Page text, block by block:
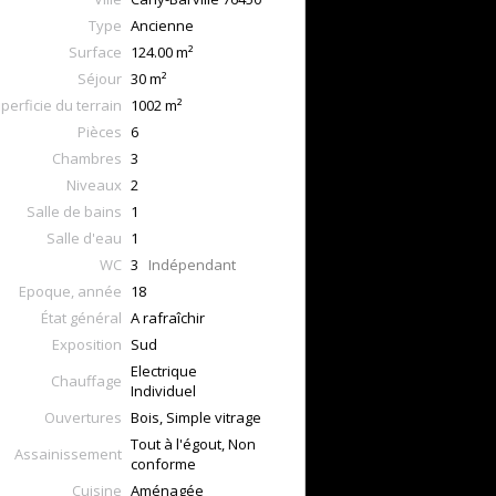
Type Ancienne
Surface 124.00m²
Séjour 30m²
du terrain 1002 m²
Pièces 6
Chambres 3
Niveaux 2
Salle de bains 1
Salle d'eau 1
WC 3 Indépendant
Epoque, année 18
État général A rafraîchir
Exposition Sud
Chauffage Electrique
Individuel
Ouvertures Bois, Simple vitrage
Assainissement Tout à l'égout, Non
conforme
Cuisine Aménagée